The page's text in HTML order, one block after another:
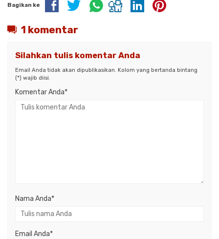
Bagikan ke
1 komentar
Silahkan tulis komentar Anda
Email Anda tidak akan dipublikasikan. Kolom yang bertanda bintang
(*) wajib diisi.
Komentar Anda*
Nama Anda*
Email Anda*